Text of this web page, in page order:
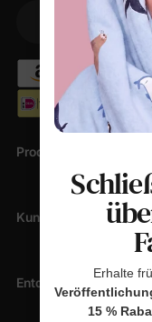
Produkte
Kundendienst
Entdecken
Ihr Telefon
Erhalte
15 %